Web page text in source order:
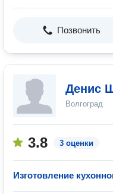
Позвонить
Денис
Волгоград
3.8 3 оценки
Изготовление